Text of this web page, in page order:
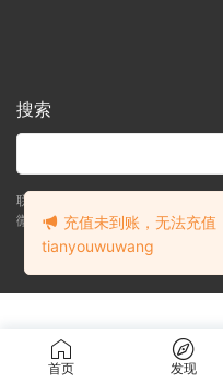
搜索
联系客服 (添加后告诉客服-来自熊
微信客服（tianyouwuwang）
首页 发现
充值未到账，无法充值
tianyouwuwang